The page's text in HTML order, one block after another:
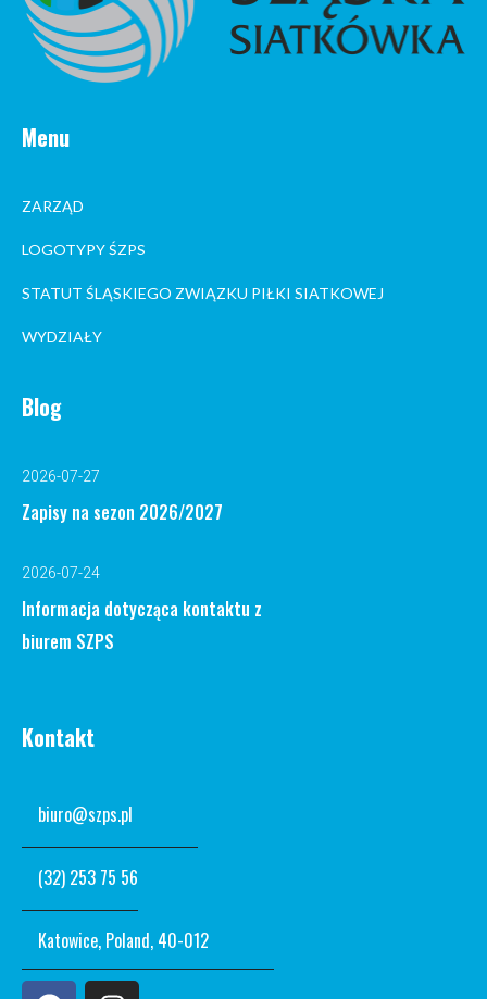
Menu
ZARZĄD
LOGOTYPY ŚZPS
STATUT ŚLĄSKIEGO ZWIĄZKU PIŁKI SIATKOWEJ
WYDZIAŁY
Blog
2026-07-27
Zapisy na sezon 2026/2027
2026-07-24
Informacja dotycząca kontaktu z
biurem SZPS
Kontakt
biuro@szps.pl
(32) 253 75 56
Katowice, Poland, 40-012